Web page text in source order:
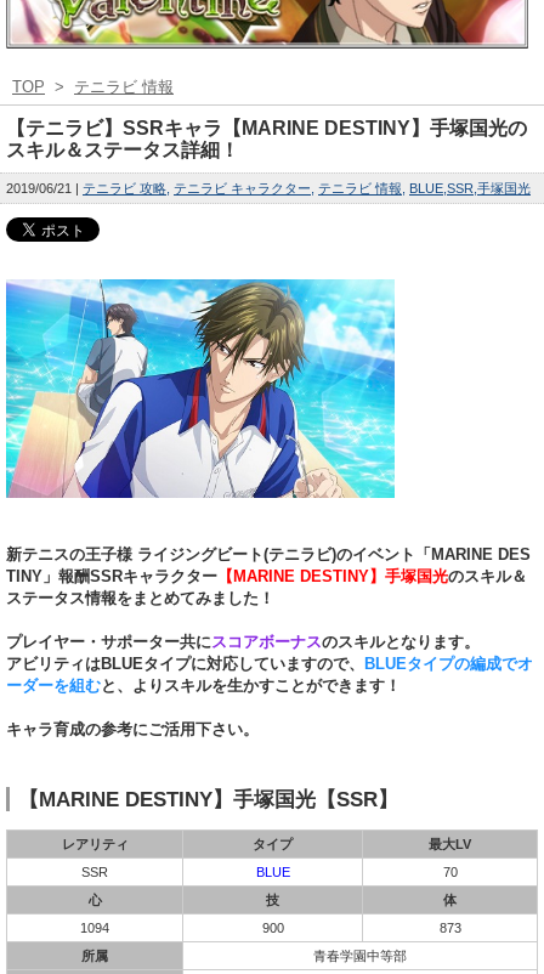
TOP > テニラビ 情報
【テニラビ】SSRキャラ【MARINE DESTINY】手塚国光の
スキル＆ステータス詳細！
2019/06/21 テニラビ 攻略 テニラビ キャラクター テニラビ 情報 BLUE SSR 手塚国光
新テニスの王子様 ライジングビート(テニラビ)のイベント「MARINE DES
TINY」報酬SSRキャラクター 【MARINE DESTINY】手塚国光のスキル＆
ステータス情報をまとめてみました！
プレイヤー・サポーター共に スコアボーナスのスキルとなります。
アビリティはBLUEタイプに対応していますので、
BLUEタイプの編成でオ
ーダーを組むと、よりスキルを生かすことができます！
キャラ育成の参考にご活用下さい。
【MARINE DESTINY】手塚国光【SSR】
レアリティ タイプ
最大LV
SSR
BLUE
70
心
技
体
1094
900
873
所属
青春学園中等部